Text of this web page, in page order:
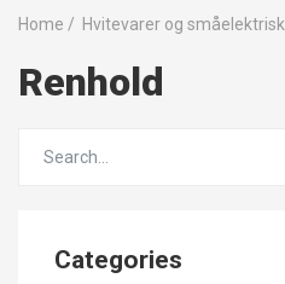
Home / Hvitevarer og småelektrisk
Renhold
Categories